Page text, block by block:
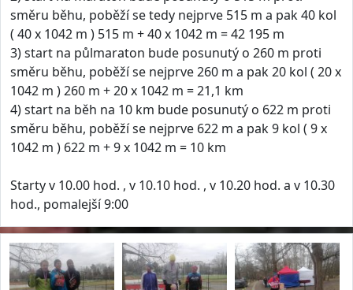
směru běhu, poběží se tedy nejprve 515 m a pak 40 kol
( 40 x 1042 m ) 515 m + 40 x 1042 m = 42 195 m
3) start na půlmaraton bude posunutý o 260 m proti
směru běhu, poběží se nejprve 260 m a pak 20 kol ( 20 x
1042 m ) 260 m + 20 x 1042 m = 21,1 km
4) start na běh na 10 km bude posunutý o 622 m proti
směru běhu, poběží se nejprve 622 m a pak 9 kol ( 9 x
1042 m ) 622 m + 9 x 1042 m = 10 km
Starty v 10.00 hod. , v 10.10 hod. , v 10.20 hod. a v 10.30
hod., pomalejší 9:00